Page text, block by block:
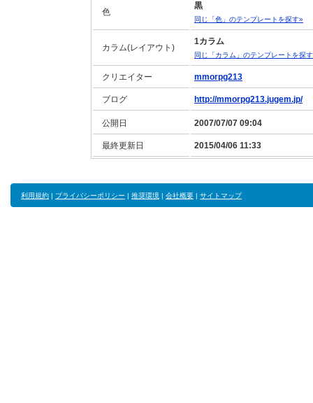
色
黒
同じ「色」のテンプレートを探す»
カラム(レイアウト)
1カラム
同じ「カラム」のテンプレートを探
クリエイター mmorpg213
ブログ http://mmorpg213.jugem.jp/
公開日 2007/07/07 09:04
最終更新日 2015/04/06 11:33
利用規約 | プライバシーポリシー | 推奨環境 | 会社概要 | サイトマップ